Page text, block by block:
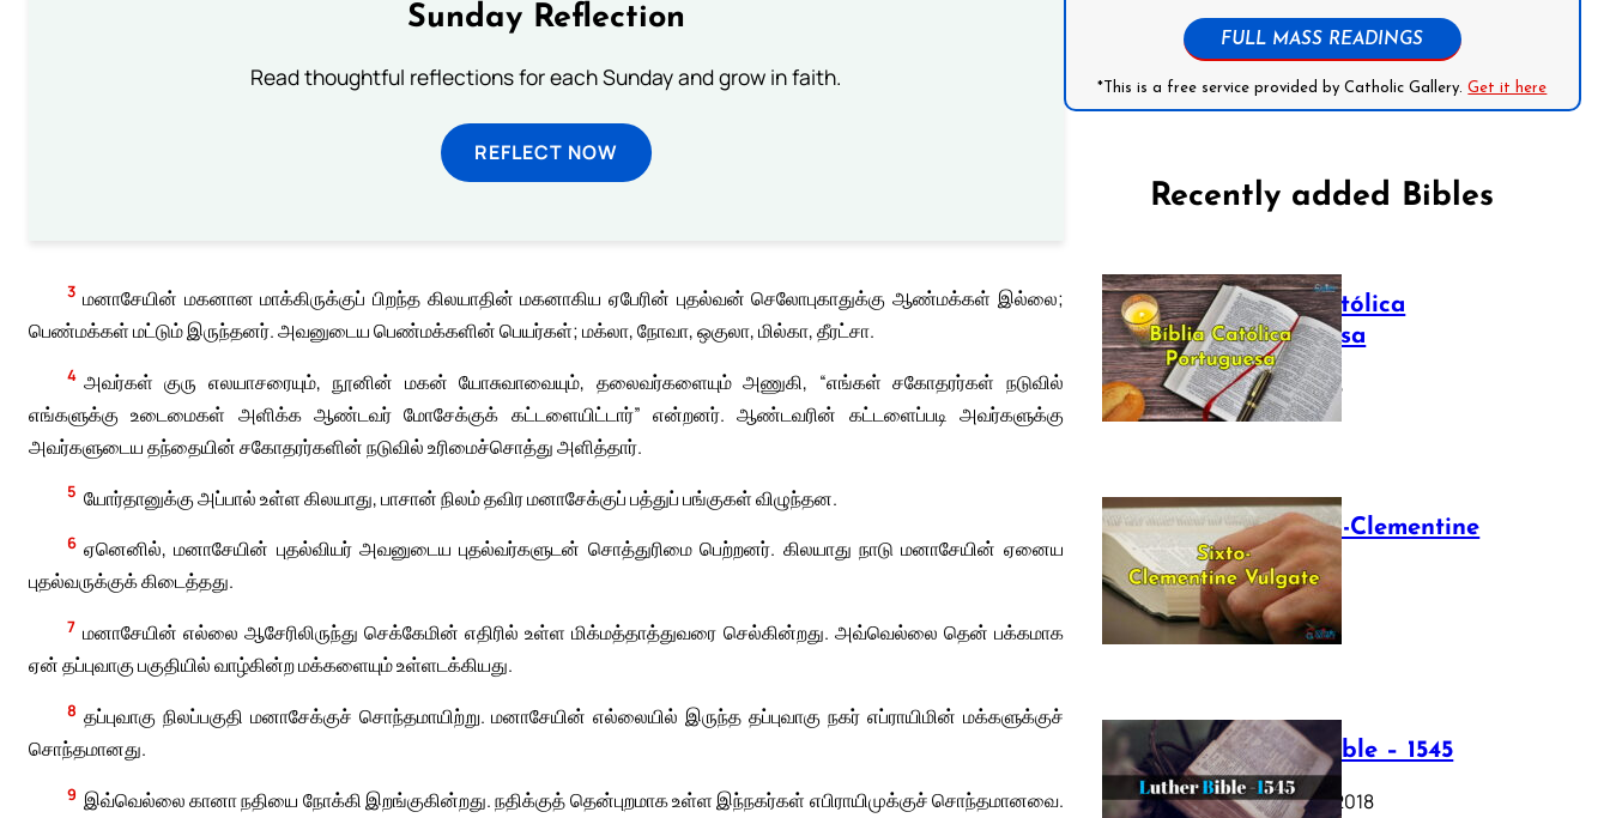
Sunday Reflection
Read thoughtful reflections for each Sunday and grow in faith.
REFLECT NOW
3 மனாசேயின் மகனான மாக்கிருக்குப் பிறந்த கிலயாதின் மகனாகிய ஏபேரின் புதல்வன் செலோபுகாதுக்கு ஆண்மக்கள் இல்லை;
பெண்மக்கள் மட்டும் இருந்தனர். அவனுடைய பெண்மக்களின் பெயர்கள்; மக்லா, நோவா, ஒகுலா, மில்கா, தீரட்சா.
4 அவர்கள் குரு எலயாசரையும், நூனின் மகன் யோசுவாவையும், தலைவர்களையும் அணுகி, “எங்கள் சகோதரர்கள் நடுவில்
எங்களுக்கு உடைமைகள் அளிக்க ஆண்டவர் மோசேக்குக் கட்டளையிட்டார்” என்றனர். ஆண்டவரின் கட்டளைப்படி அவர்களுக்கு
அவர்களுடைய தந்தையின் சகோதரர்களின் நடுவில் உரிமைச்சொத்து அளித்தார்.
5 யோர்தானுக்கு அப்பால் உள்ள கிலயாது, பாசான் நிலம் தவிர மனாசேக்குப் பத்துப் பங்குகள் விழுந்தன.
6 ஏனெனில், மனாசேயின் புதல்வியர் அவனுடைய புதல்வர்களுடன் சொத்துரிமை பெற்றனர். கிலயாது நாடு மனாசேயின் ஏனைய
புதல்வருக்குக் கிடைத்தது.
7 மனாசேயின் எல்லை ஆசேரிலிருந்து செக்கேமின் எதிரில் உள்ள மிக்மத்தாத்துவரை செல்கின்றது. அவ்வெல்லை தென் பக்கமாக
ஏன் தப்புவாகு பகுதியில் வாழ்கின்ற மக்களையும் உள்ளடக்கியது.
8 தப்புவாகு நிலப்பகுதி மனாசேக்குச் சொந்தமாயிற்று. மனாசேயின் எல்லையில் இருந்த தப்புவாகு நகர் எப்ராயிமின் மக்களுக்குச்
சொந்தமானது.
9 இவ்வெல்லை கானா நதியை நோக்கி இறங்குகின்றது. நதிக்குத் தென்புறமாக உள்ள இந்நகர்கள் எபிராயிமுக்குச் சொந்தமானவை.
FULL MASS READINGS
*This is a free service provided by Catholic Gallery.Get it here
Recently added Bibles
Bíblia Católica
Portuguesa
July 16, 2025
The Sixto-Clementine
Vulgate
July 12, 2025
Luther Bible – 1545
October 17, 2018